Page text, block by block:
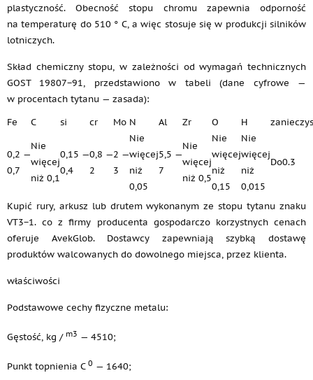
plastyczność. Obecność stopu chromu zapewnia odporność
na temperaturę do 510 ° C, a więc stosuje się w produkcji silników
lotniczych.
Skład chemiczny stopu, w zależności od wymagań technicznych
GOST 19807−91, przedstawiono w tabeli (dane cyfrowe —
w procentach tytanu — zasada):
Fe
C si cr Mo N Al Zr O H
0,2 —
0,7
Nie
więcej
niż 0,1
0,15 —
0,4
0,8 —
2
2 —
3
Nie
więcej
niż
0,05
5,5 —
7
Nie
więcej
niż 0,5
Nie
więcej
niż
0,15
Nie
więcej
niż
0,015
Do0.3
Kupić rury, arkusz lub drutem wykonanym ze stopu tytanu znaku
VT3−1. co z firmy producenta gospodarczo korzystnych cenach
oferuje AvekGlob. Dostawcy zapewniają szybką dostawę
produktów walcowanych do dowolnego miejsca, przez klienta.
właściwości
Podstawowe cechy fizyczne metalu:
Gęstość, kg / m3 — 4510;
Punkt topnienia C 0 — 1640;